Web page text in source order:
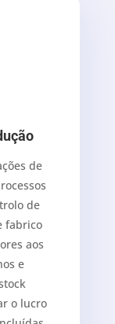
de
de
fabrico
aos
e
o lucro